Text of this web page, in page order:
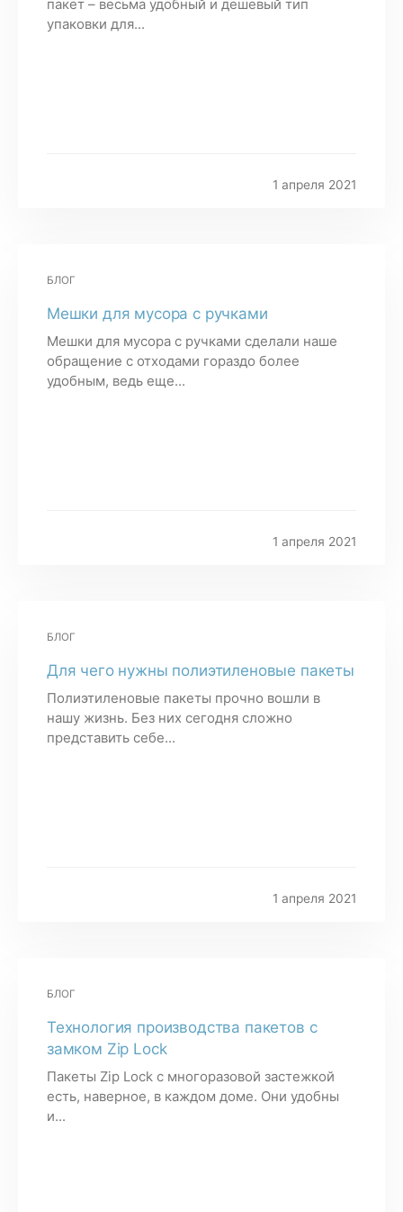
пакет – весьма удобный и дешевый тип
упаковки для...
1 апреля 2021
БЛОГ
Мешки для мусора с ручками
Мешки для мусора с ручками сделали наше
обращение с отходами гораздо более
удобным, ведь еще...
1 апреля 2021
БЛОГ
Для чего нужны полиэтиленовые пакеты
Полиэтиленовые пакеты прочно вошли в
нашу жизнь. Без них сегодня сложно
представить себе...
1 апреля 2021
БЛОГ
Технология производства пакетов с
замком Zip Lock
Пакеты Zip Lock с многоразовой застежкой
есть, наверное, в каждом доме. Они удобны
и...